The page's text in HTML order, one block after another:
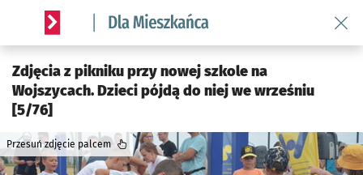
Serwis informacyjny wroclaw.pl podserwis: Dla mieszkańca
Zdjęcia z pikniku przy nowej szkole na
Wojszycach. Dzieci pójdą do niej we wrześniu
[5/76]
Przesuń zdjęcie palcem